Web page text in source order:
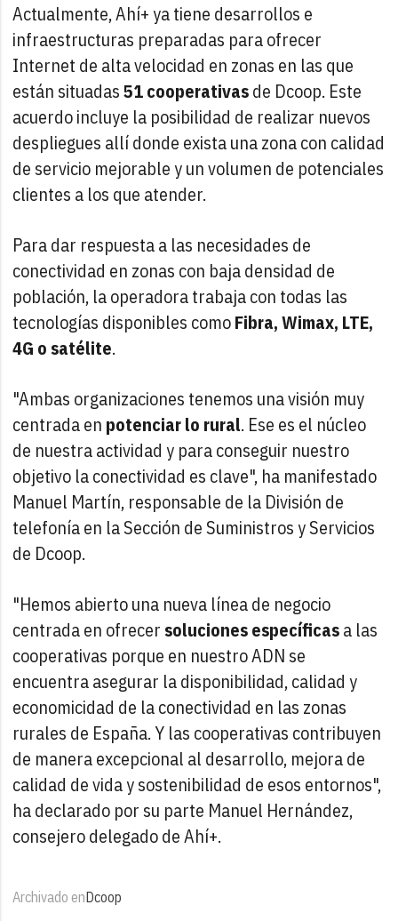
Actualmente, Ahí+ ya tiene desarrollos e
infraestructuras preparadas para ofrecer
Internet de alta velocidad en zonas en las que
están situadas51 cooperativasde Dcoop. Este
acuerdo incluye la posibilidad de realizar nuevos
despliegues allí donde exista una zona con calidad
de servicio mejorable y un volumen de potenciales
clientes a los que atender.
Para dar respuesta a las necesidades de
conectividad en zonas con baja densidad de
población, la operadora trabaja con todas las
tecnologías disponibles comoFibra, Wimax, LTE,
4G o satélite.
"Ambas organizaciones tenemos una visión muy
centrada en potenciar lo rural. Ese es el núcleo
de nuestra actividad y para conseguir nuestro
objetivo la conectividad es clave", ha manifestado
Manuel Martín, responsable de la División de
telefonía en la Sección de Suministros y Servicios
de Dcoop.
"Hemos abierto una nueva línea de negocio
centrada en ofrecer soluciones específicasa las
cooperativas porque en nuestro ADN se
encuentra asegurar la disponibilidad, calidad y
economicidad de la conectividad en las zonas
rurales de España. Y las cooperativas contribuyen
de manera excepcional al desarrollo, mejora de
calidad de vida y sostenibilidad de esos entornos",
ha declarado por su parte Manuel Hernández,
consejero delegado de Ahí+.
Archivado enDcoop